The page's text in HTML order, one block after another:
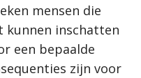
mensen die
kunnen inschatten
een bepaalde
zijn voor